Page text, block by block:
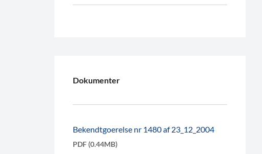
Dokumenter
Bekendtgoerelse nr 1480 af 23_12_2004
PDF (0.44MB)